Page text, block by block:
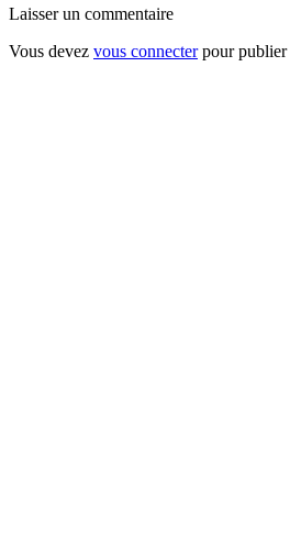
Laisser un commentaire
Vous devez vous connecterpour publier